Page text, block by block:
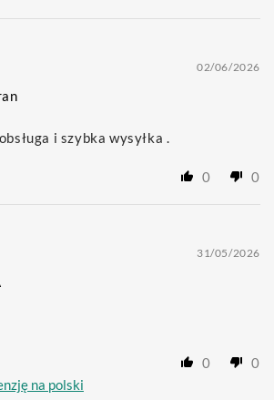
02/06/2026
i szybka wysyłka .
0 0
31/05/2026
0
0
na polski